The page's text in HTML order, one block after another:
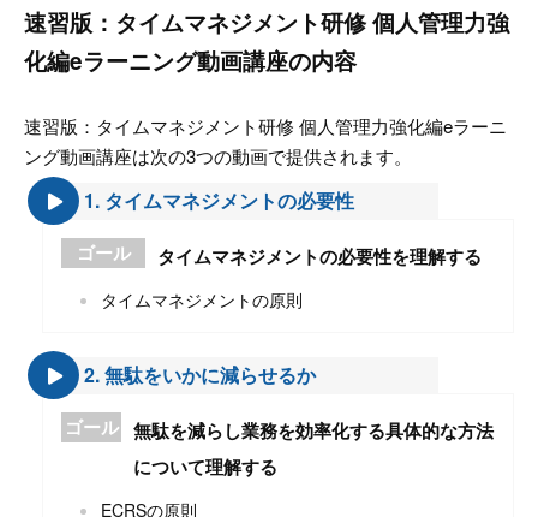
速習版：タイムマネジメント研修 個人管理力強
化編eラーニング動画講座の内容
速習版：タイムマネジメント研修 個人管理力強化編eラーニ
ング動画講座は次の3つの動画で提供されます。
1. タイムマネジメントの必要性
ゴール タイムマネジメントの必要性を理解する
タイムマネジメントの原則
2. 無駄をいかに減らせるか
ゴール 無駄を減らし業務を効率化する具体的な方法
について理解する
ECRSの原則